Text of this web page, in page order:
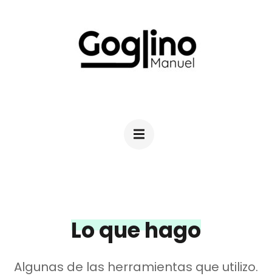
al
contenido
Intro)
Lo que hago
Algunas de las herramientas que utilizo.